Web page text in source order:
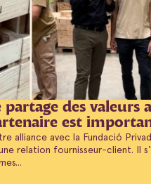
partage des valeurs
est
alliance avec la Fundació
relation fournisseur-client. Il